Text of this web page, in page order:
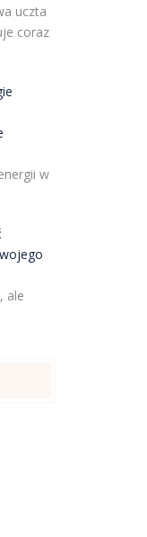
uczta
coraz
w
ale